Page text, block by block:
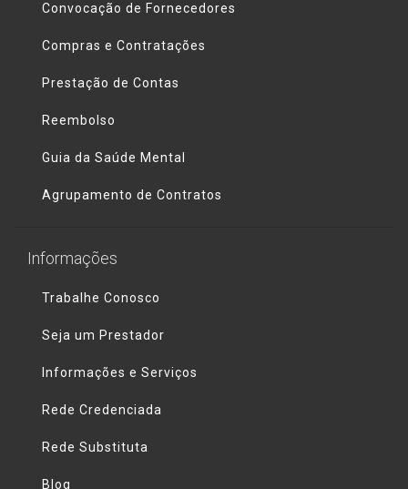
Convocação de Fornecedores
Compras e Contratações
Prestação de Contas
Reembolso
Guia da Saúde Mental
Agrupamento de Contratos
Informações
Trabalhe Conosco
Seja um Prestador
Informações e Serviços
Rede Credenciada
Rede Substituta
Blog